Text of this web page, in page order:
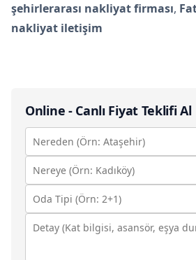
şehirlerarası nakliyat firması,
nakliyat iletişim
Online - Canlı Fiyat Teklifi Al